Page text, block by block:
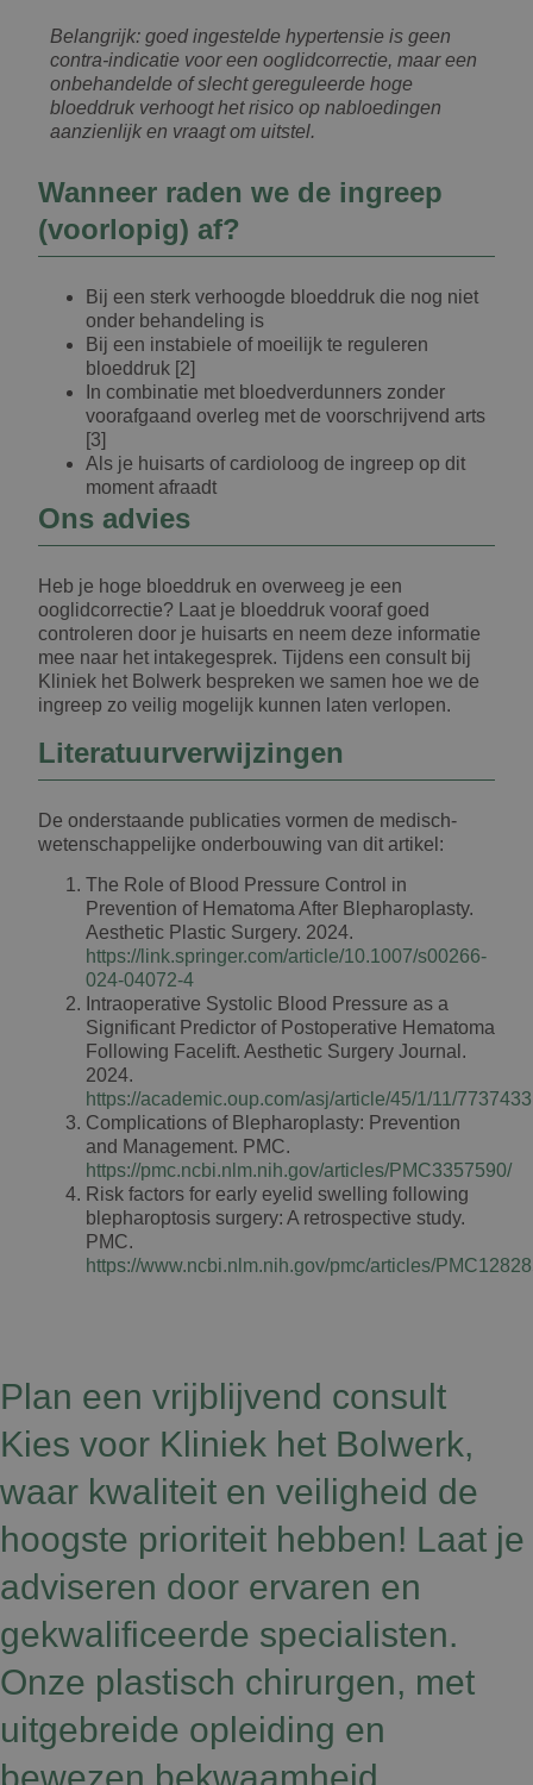
Belangrijk: goed ingestelde hypertensie is geen
contra-indicatie voor een ooglidcorrectie, maar een
onbehandelde of slecht gereguleerde hoge
bloeddruk verhoogt het risico op nabloedingen
aanzienlijk en vraagt om uitstel.
Wanneer raden we de ingreep
(voorlopig) af?
Bij een sterk verhoogde bloeddruk die nog niet
onder behandeling is
Bij een instabiele of moeilijk te reguleren
bloeddruk [2]
In combinatie met bloedverdunners zonder
voorafgaand overleg met de voorschrijvend arts
[3]
Als je huisarts of cardioloog de ingreep op dit
moment afraadt
Ons advies
Heb je hoge bloeddruk en overweeg je een
ooglidcorrectie? Laat je bloeddruk vooraf goed
controleren door je huisarts en neem deze informatie
mee naar het intakegesprek. Tijdens een consult bij
Kliniek het Bolwerk bespreken we samen hoe we de
ingreep zo veilig mogelijk kunnen laten verlopen.
Literatuurverwijzingen
De onderstaande publicaties vormen de medisch-
wetenschappelijke onderbouwing van dit artikel:
The Role of Blood Pressure Control in
Prevention of Hematoma After Blepharoplasty.
Aesthetic Plastic Surgery. 2024.
https://link.springer.com/article/10.1007/s00266-
024-04072-4
Intraoperative Systolic Blood Pressure as a
Significant Predictor of Postoperative Hematoma
Following Facelift. Aesthetic Surgery Journal.
2024.
https://academic.oup.com/asj/article/45/1/11/7737433
Complications of Blepharoplasty: Prevention
and Management. PMC.
https://pmc.ncbi.nlm.nih.gov/articles/PMC3357590/
Risk factors for early eyelid swelling following
blepharoptosis surgery: A retrospective study.
PMC.
https://www.ncbi.nlm.nih.gov/pmc/articles/
Plan een vrijblijvend consult
Kies voor Kliniek het Bolwerk,
waar kwaliteit en veiligheid de
hoogste prioriteit hebben! Laat je
adviseren door ervaren en
gekwalificeerde specialisten.
Onze plastisch chirurgen, met
uitgebreide opleiding en